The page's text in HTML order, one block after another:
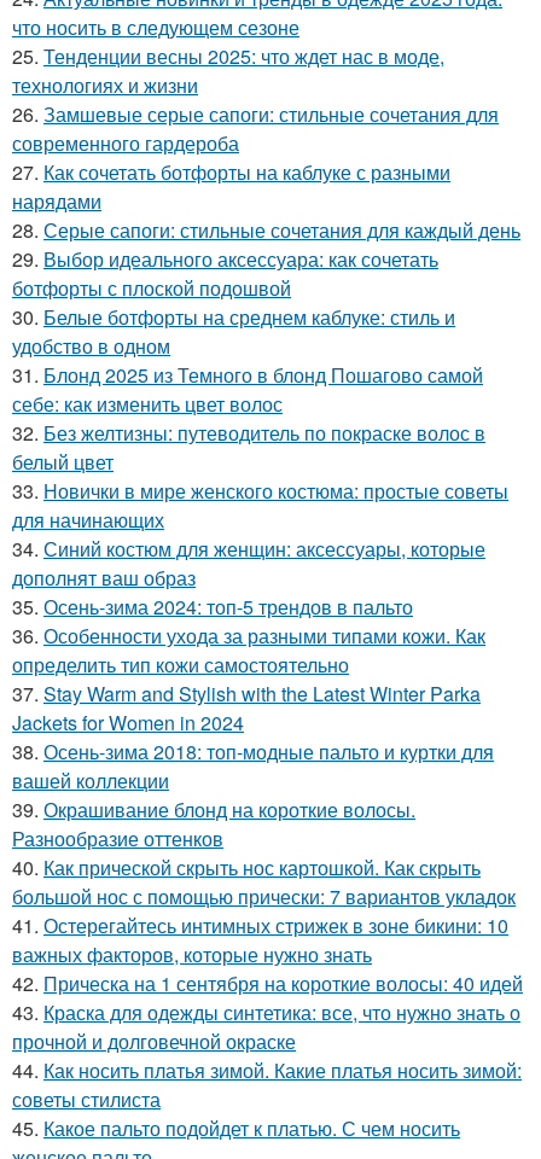
что носить в следующем сезоне
25. Тенденции весны 2025: что ждет нас в моде,
технологиях и жизни
26. Замшевые серые сапоги: стильные сочетания для
современного гардероба
27. Как сочетать ботфорты на каблуке с разными
нарядами
28. Серые сапоги: стильные сочетания для каждый день
29. Выбор идеального аксессуара: как сочетать
ботфорты с плоской подошвой
30. Белые ботфорты на среднем каблуке: стиль и
удобство в одном
31. Блонд 2025 из Темного в блонд Пошагово самой
себе: как изменить цвет волос
32. Без желтизны: путеводитель по покраске волос в
белый цвет
33. Новички в мире женского костюма: простые советы
для начинающих
34. Синий костюм для женщин: аксессуары, которые
дополнят ваш образ
35. Осень-зима 2024: топ-5 трендов в пальто
36. Особенности ухода за разными типами кожи. Как
определить тип кожи самостоятельно
37. Stay Warm and Stylish with the Latest Winter Parka
Jackets for Women in 2024
38. Осень-зима 2018: топ-модные пальто и куртки для
вашей коллекции
39. Окрашивание блонд на короткие волосы.
Разнообразие оттенков
40. Как прической скрыть нос картошкой. Как скрыть
большой нос с помощью прически: 7 вариантов укладок
41. Остерегайтесь интимных стрижек в зоне бикини: 10
важных факторов, которые нужно знать
42. Прическа на 1 сентября на короткие волосы: 40 идей
43. Краска для одежды синтетика: все, что нужно знать о
прочной и долговечной окраске
44. Как носить платья зимой. Какие платья носить зимой:
советы стилиста
45. Какое пальто подойдет к платью. С чем носить